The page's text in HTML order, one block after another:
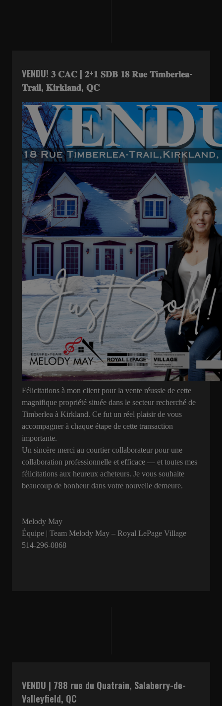
VENDU! 𝟑 𝐂𝐀𝐂 | 𝟐+𝟏 𝐒𝐃𝐁 𝟏𝟖 𝐑𝐮𝐞 𝐓𝐢𝐦𝐛𝐞𝐫𝐥𝐞𝐚-
𝐓𝐫𝐚𝐢𝐥, 𝐊𝐢𝐫𝐤𝐥𝐚𝐧𝐝, 𝐐𝐂
Félicitations à mon client pour la vente réussie de cette
magnifique propriété située dans le secteur recherché de
Timberlea à Kirkland. Ce fut un réel plaisir de vous
accompagner à chaque étape de cette transaction
importante.
Un sincère merci au courtier collaborateur pour une
collaboration professionnelle et efficace — et toutes mes
félicitations aux heureux acheteurs. Je vous souhaite
beaucoup de bonheur dans votre nouvelle demeure.
Melody May
Équipe | Team Melody May – Royal LePage Village
514-296-0868
VENDU | 788 rue du Quatrain, Salaberry-de-
Valleyfield, QC